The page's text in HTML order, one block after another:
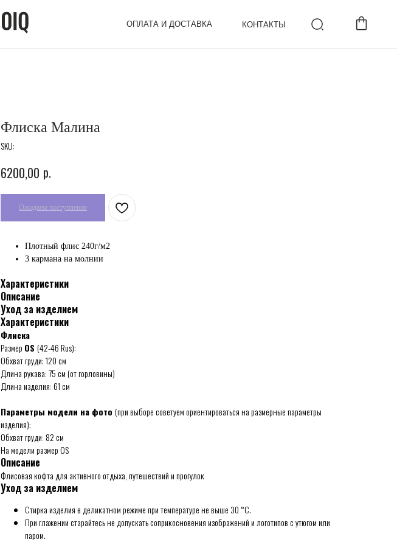
ОПЛАТА И ДОСТАВКА КОНТАКТЫ
Флиска Малина
SKU:
6200,00 p.
Плотный флис 240г/м2
3 кармана на молнии
Характеристики
Описание
Уход за изделием
Характеристики
Флиска
Размер OS (42-46 Rus):
Обхват груди: 120 см
Длина рукава: 75 см (от горловины)
Длина изделия: 61 см
Параметры модели на фото (при выборе советуем ориентироваться на размерные параметры
изделия):
Обхват груди: 82 см
На модели размер OS
Описание
Флисовая кофта для активного отдыха, путешествий и прогулок
Уход за изделием
Стирка изделия в деликатном режиме при температуре не выше 30 °C.
При глажении старайтесь не допускать соприкосновения изображений и логотипов с утюгом или
паром.